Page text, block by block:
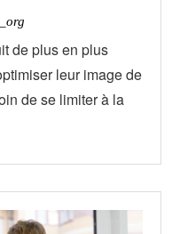
de plus en plus
leur image de
de se limiter à la